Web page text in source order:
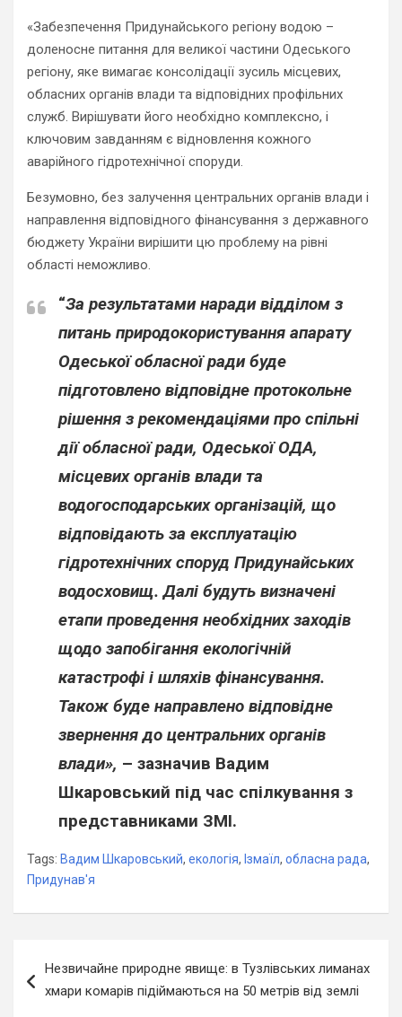
«Забезпечення Придунайського регіону водою –
доленосне питання для великої частини Одеського
регіону, яке вимагає консолідації зусиль місцевих,
обласних органів влади та відповідних профільних
служб. Вирішувати його необхідно комплексно, і
ключовим завданням є відновлення кожного
аварійного гідротехнічної споруди.
Безумовно, без залучення центральних органів влади і
направлення відповідного фінансування з державного
бюджету України вирішити цю проблему на рівні
області неможливо.
“За результатами наради відділом з
питань природокористування апарату
Одеської обласної ради буде
підготовлено відповідне протокольне
рішення з рекомендаціями про спільні
дії обласної ради, Одеської ОДА,
місцевих органів влади та
водогосподарських організацій, що
відповідають за експлуатацію
гідротехнічних споруд Придунайських
водосховищ. Далі будуть визначені
етапи проведення необхідних заходів
щодо запобігання екологічній
катастрофі і шляхів фінансування.
Також буде направлено відповідне
звернення до центральних органів
влади», – зазначив Вадим
Шкаровський під час спілкування з
представниками ЗМІ.
Tags: Вадим Шкаровський, екологія, Ізмаїл, обласна рада,
Придунав'я
записів
Незвичайне природне явище: в Тузлівських лиманах
хмари комарів підіймаються на 50 метрів від землі